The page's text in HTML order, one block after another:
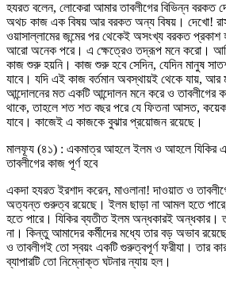
হযরত বলেন, লোকেরা আমার তাবলীগের বিভিন্ন বরকত
অথচ কাজ এক বিষয় আর বরকত অন্য বিষয়। দেখো!
ওয়াসাল্লামের জন্মের পর থেকেই অসংখ্য বরকত
আরো অনেক পরে। এ ক্ষেত্রেও তদ্রূপ মনে করো।
কাজ শুরু হয়নি। কাজ শুরু হবে সেদিন, যেদিন মানুষ
যাবে। যদি এই কাজ বর্তমান অবস্থায়ই থেকে যায়,
আন্দোলনের মত একটি আন্দোলন মনে করে ও তাবলীগের
থাকে, তাহলে শত শত বছর পরে যে ফিতনা আসত, কয়েক
যাবে। কাজেই এ কাজকে বুঝার প্রয়োজন রয়েছে।
মালফূয (৪১) : একমাত্র আহলে ইলম ও আহলে যিকির এ
তাবলীগের কাজ পূর্ণ হবে
একদা হযরত ইরশাদ করেন, মাওলানা! দাওয়াত ও
অত্যন্ত গুরুত্ব রয়েছে। ইলম ছাড়া না আমল হতে পারে,
হতে পারে। যিকির ব্যতীত ইলম অন্ধকারই অন্ধকার।
না। কিন্তু আমাদের কর্মীদের মধ্যে তার বড় অভাব
ও তাবলীগই তো স্বয়ং একটি গুরুত্বপূর্ণ ফরীযা। তার
ব্যাপারটি তো নিম্নোক্ত ঘটনার ন্যায় হল।